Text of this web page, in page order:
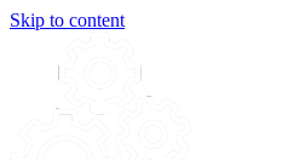
Skip to content